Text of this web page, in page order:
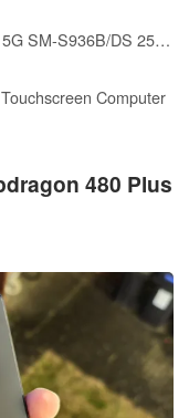
Samsung Galaxy S25+ Plus 5G SM-S936B/DS 256GB 12GB Dual SIM Factory Unlocked GSM Smartphone, 6.7" 120Hz AMOLED Display, 50MP Cameras - International Version (Silver Shadow)
Computer
480 Plus